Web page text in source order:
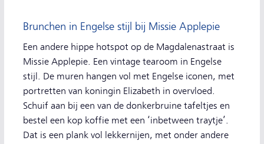
Brunchen in Engelse stijl bij Missie Applepie
Een andere hippe hotspot op de Magdalenastraat is
Missie Applepie. Een vintage tearoom in Engelse
stijl. De muren hangen vol met Engelse iconen, met
portretten van koningin Elizabeth in overvloed.
Schuif aan bij een van de donkerbruine tafeltjes en
bestel een kop koffie met een ‘inbetween traytje’.
Dat is een plank vol lekkernijen, met onder andere